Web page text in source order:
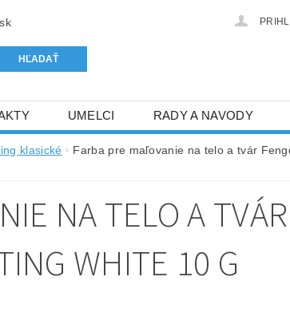
UMELCI RADY A NAVODY
klasické
Farba pre maľovanie na telo a tvár
NA TELO A TVÁR
WHITE 10 G